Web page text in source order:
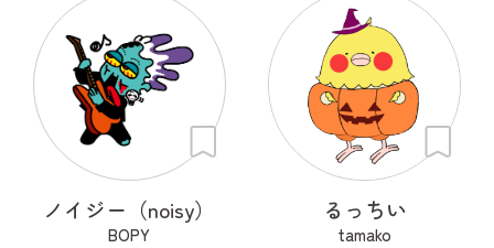
ノイジー（noisy）
BOPY
るっちい
tamako